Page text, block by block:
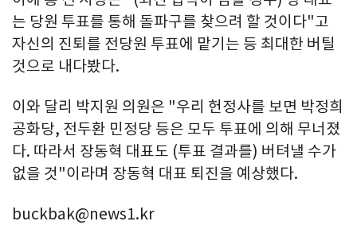
는 당원 투표를 통해 돌파구를 찾으려 할 것이다"고
자신의 진퇴를 전당원 투표에 맡기는 등 최대한 버틸
것으로 내다봤다.
이와 달리 박지원 의원은 "우리 헌정사를 보면 박정희
공화당, 전두환 민정당 등은 모두 투표에 의해 무너졌
다. 따라서 장동혁 대표도 (투표 결과를) 버텨낼 수가
없을 것"이라며 장동혁 대표 퇴진을 예상했다.
buckbak@news1.kr